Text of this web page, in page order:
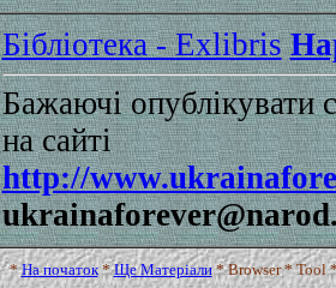
Бібліотека - Exlibris
Бажаючі опублікувати
на сайті
http://
*На початок*Ще Матеріали*Browser*Tool